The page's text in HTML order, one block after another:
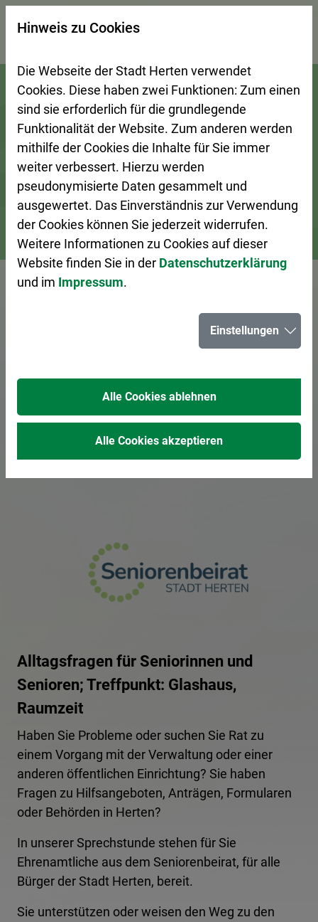
Zur Startseite (Schnelltaste 0)
Zum Seitenanfang springen (Schnelltaste A)
Zur Navigation/Menü springen (Schnelltaste M)
Zur Suche springen (Schnelltaste 8)
Zum Inhalt springen (Schnelltaste I)
Zum Fußbereich springen (Schnelltaste Z)
Stadtleben Veranstaltungskalender Veranstaltung –
Vorlesen
Miteinander im
Gespräch
Alltagsfragen für Seniorinnen und
Senioren; Treffpunkt: Glashaus,
Raumzeit
Haben Sie Probleme oder suchen Sie Rat zu
einem Vorgang mit der Verwaltung oder einer
anderen öffentlichen Einrichtung? Sie haben
Fragen zu Hilfsangeboten, Anträgen, Formularen
oder Behörden in Herten?
In unserer Sprechstunde stehen für Sie
Ehrenamtliche aus dem Seniorenbeirat, für alle
Bürger der Stadt Herten, bereit.
Sie unterstützen oder weisen den Weg zu den
Suchseite mit Schnellsuche
Hinweis zu Cookies
Die Webseite der Stadt Herten verwendet
Cookies. Diese haben zwei Funktionen: Zum einen
sind sie erforderlich für die grundlegende
Funktionalität der Website. Zum anderen werden
mithilfe der Cookies die Inhalte für Sie immer
weiter verbessert. Hierzu werden
pseudonymisierte Daten gesammelt und
ausgewertet. Das Einverständnis zur Verwendung
der Cookies können Sie jederzeit widerrufen.
Weitere Informationen zu Cookies auf dieser
Website finden Sie in der Datenschutzerklärung
und im Impressum.
Einstellungen
Alle Cookies ablehnen
Alle Cookies akzeptieren